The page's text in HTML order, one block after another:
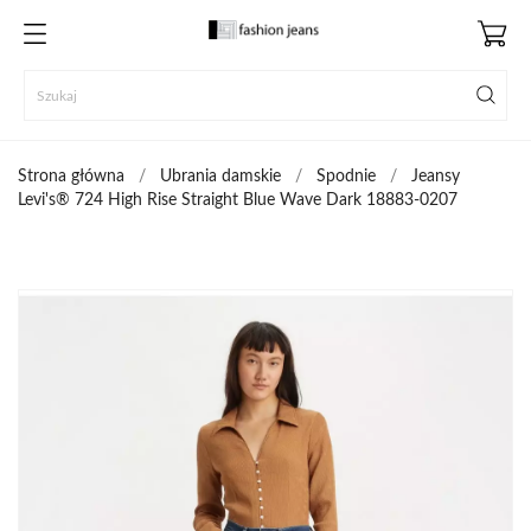
Strona główna Ubrania damskie Spodnie
Jeansy
Levi's® 724 High Rise Straight Blue Wave Dark 18883-0207